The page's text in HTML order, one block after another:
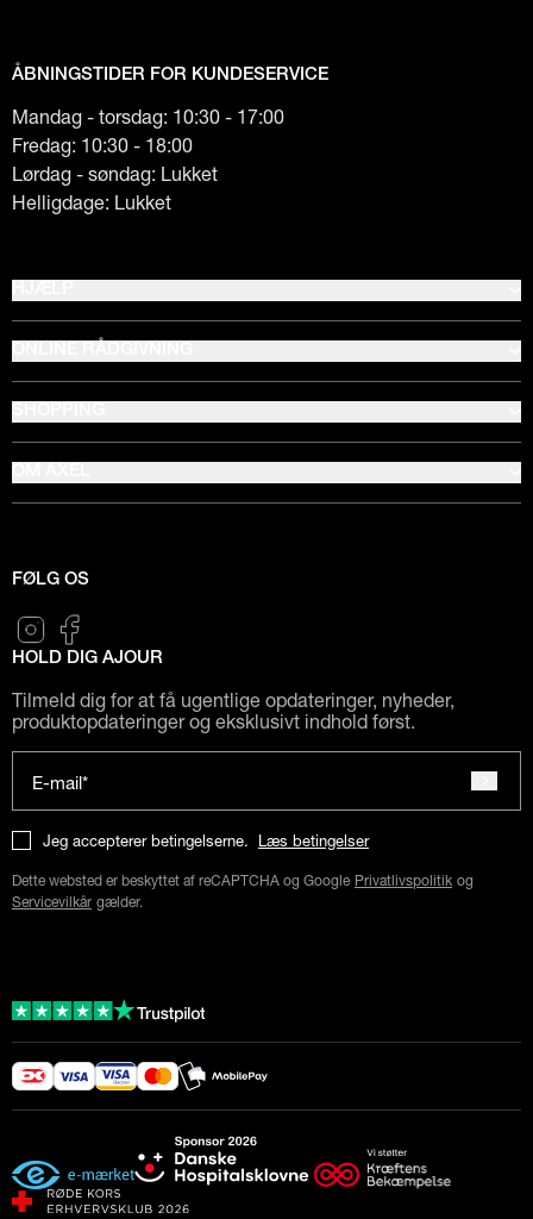
ÅBNINGSTIDER FOR KUNDESERVICE
Mandag - torsdag: 10:30 - 17:00
Fredag: 10:30 - 18:00
Lørdag - søndag: Lukket
Helligdage: Lukket
FØLG OS
HOLD DIG AJOUR
Tilmeld dig for at få ugentlige opdateringer, nyheder,
produktopdateringer og eksklusivt indhold først.
E-mail*
Jeg accepterer betingelserne. Læs betingelser
Dette websted er beskyttet af reCAPTCHA og Google Privatlivspolitik og
Servicevilkår gælder.